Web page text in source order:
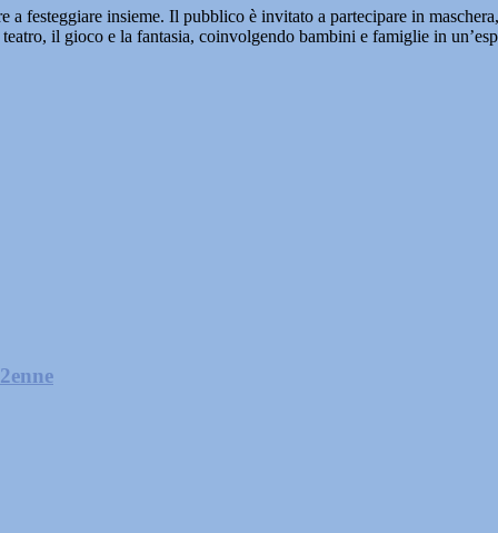
festeggiare insieme. Il pubblico è invitato a partecipare in
il gioco e la fantasia, coinvolgendo bambini e famiglie in